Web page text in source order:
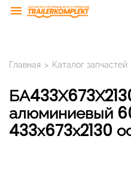
menu
Главная > Каталог запчастей
БА433Х673Х2130 Бак топливный
алюминиевый
433х673х2130